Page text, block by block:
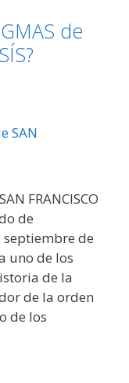
de
FRANCISCO
de
de
uno de los
de la
de la orden
de los